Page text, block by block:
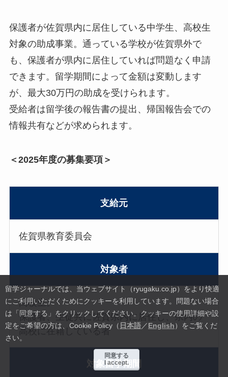
留学ジャーナルでは、当ウェブサイト（ryugaku.co.jp）をより快適
にご利用いただくためにクッキーを利用しています。
問題ない場合
は「同意する」をクリックしてください。クッキーの使用詳細や設
定をご希望の方は、Cookie Policy（ 日本語／English）をご覧くだ
さい。
同意する
I accept.
保護者が佐賀県内に居住している中学生、高校生
対象の助成事業。通っている学校が佐賀県外で
も、保護者が県内に居住していれば問題なく申請
できます。留学期間によって金額は変動します
が、最大30万円の助成を受けられます。
受給者は留学後の報告書の提出、帰国報告会での
情報共有などが求められます。
＜2025年度の募集要項＞
支給元
佐賀県教育委員会
対象者
高校生。
保護者、生徒共に佐賀県内に居住し、県内の
高校に在籍している者
対象留学期間